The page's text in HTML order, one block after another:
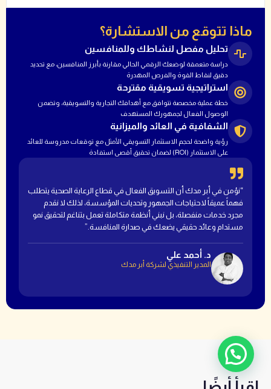
ماذا تتوقع من الاستشارة؟
تحليل مفصل لنشاطك وللمنافسين
دراسة متعمقة لوضعك الرقمي الحالي مقارنة بأبرز المنافسين، مع تحديد
دقيق لنقاط القوة والفرص المهدرة
استراتيجية تسويقية مقترحة
خطة عملية مخصصة تتوافق مع أهدافك التجارية والتسويقية، وتضمن
الوصول الفعال لجمهورك المستهدف
الشفافية في العائد والميزانية
رؤية واضحة لحجم الاستثمار التسويقي الأمثل مع توقعات مدروسة للعائد
على الاستثمار (ROI) لضمان تحقيق أقصى استفادة
“نؤمن في أبر مدك أن التسويق الفعال في قطاع الرعاية الصحية يتطلب
فهماً عميقاً لاحتياجات الجمهور وتحديات المؤسسة، لذلك لا نقدم
مجرد خدمات منفصلة، بل نبني أنظمة متكاملة تعمل بتناغم لتحقيق نمو
مستدام وعائد حقيقي يضعك في صدارة المنافسة.”
د. أحمد علي
المدير التنفيذي لشركة أبر مدك